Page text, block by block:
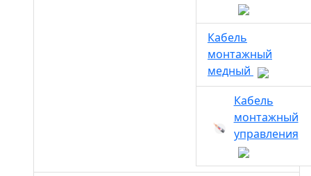
Кабель
монтажный
медный
Кабель
монтажный
управления